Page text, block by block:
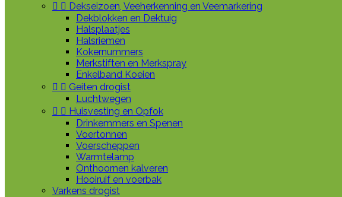
  Dekseizoen, Veeherkenning en Veemarkering
Dekblokken en Dektuig
Halsplaatjes
Halsriemen
Kokernummers
Merkstiften en Merkspray
Enkelband Koeien
  Geiten drogist
Luchtwegen
  Huisvesting en Opfok
Drinkemmers en Spenen
Voertonnen
Voerscheppen
Warmtelamp
Onthoornen kalveren
Hooiruif en voerbak
Varkens drogist